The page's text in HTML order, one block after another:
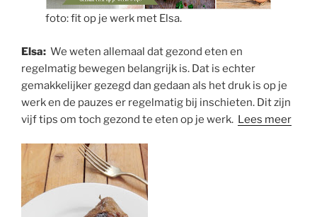
foto: fit op je werk met Elsa.
Elsa: We weten allemaal dat gezond eten en
regelmatig bewegen belangrijk is. Dat is echter
gemakkelijker gezegd dan gedaan als het druk is op je
werk en de pauzes er regelmatig bij inschieten. Dit zijn
vijf tips om toch gezond te eten op je werk. Lees meer